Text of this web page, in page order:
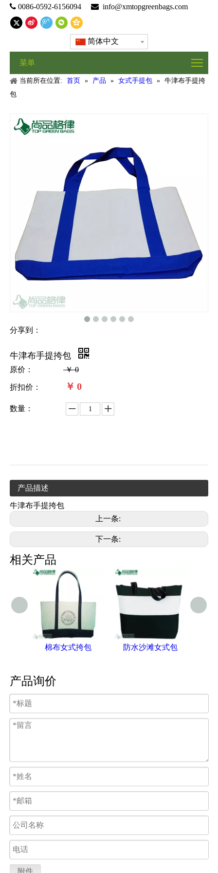
 0086-0592-6156094  info@xmtopgreenbags.com
简体中文
菜单
当前所在位置: 首页 » 产品 » 女式手提包 » 牛津布手提挎
包
分享到：
牛津布手提挎包
原价： ￥ 0
折扣价： ￥ 0
数量：
产品描述
牛津布手提挎包
上一条:
下一条:
相关产品
棉布女式挎包 防水沙滩女式包
产品询价
附件